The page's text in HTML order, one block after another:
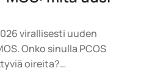
virallisesti uuden
Onko sinulla PCOS
oireita?